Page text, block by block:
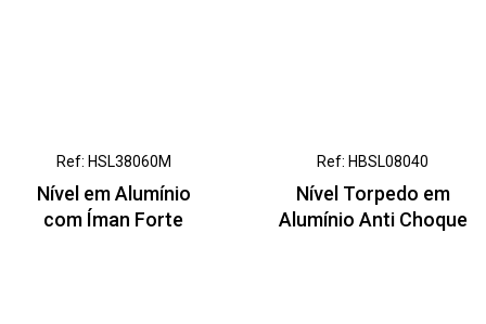
Ref: HSL38060M
Nível em Alumínio
com Íman Forte
Ref: HBSL08040
Nível Torpedo em
Alumínio Anti Choque